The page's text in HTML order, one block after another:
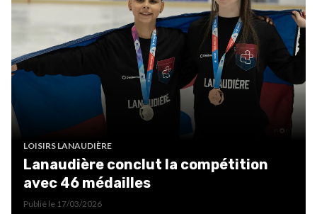
LOISIRS LANAUDIÈRE
Lanaudière conclut la compétition
avec 46 médailles
Publié le 17/03/2026